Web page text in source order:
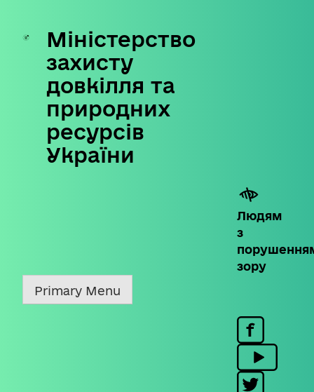
Skip
content
Міністерство
захисту
довкілля та
природних
ресурсів
України
Людям
з
зору
Primary Menu